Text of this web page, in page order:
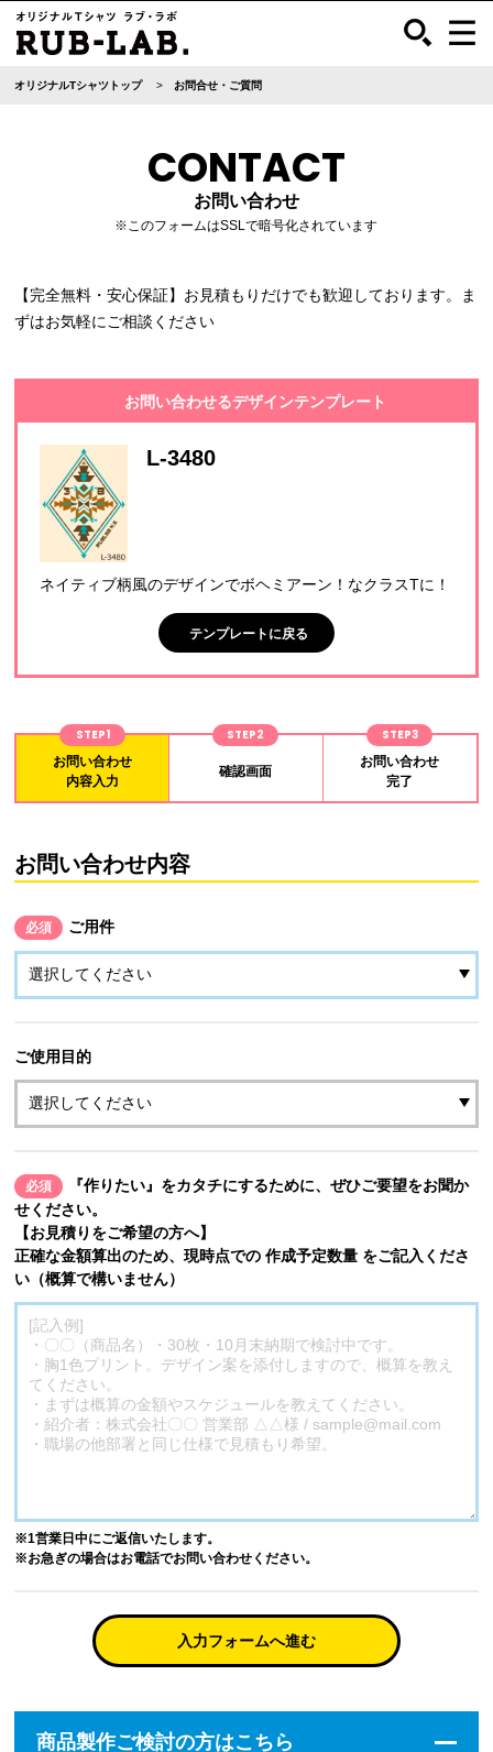
オリジナルTシャツトップ お問合せ・ご質問
CONTACT
お問い合わせ
※このフォームはSSLで暗号化されています
【完全無料・安心保証】お見積もりだけでも歓迎しております。ま
ずはお気軽にご相談ください
お問い合わせるデザインテンプレート
L-3480
ネイティブ柄風のデザインでボヘミアーン！なクラスTに！
テンプレートに戻る
STEP1
お問い合わせ
内容入力
STEP2
確認画面
STEP3
お問い合わせ
完了
お問い合わせ内容
必須 ご用件
ご使用目的
必須
『作りたい』をカタチにするために、ぜひご要望をお聞か
せください。
【お見積りをご希望の方へ】
正確な金額算出のため、現時点での 作成予定数量 をご記入くださ
い（概算で構いません）
※1営業日中にご返信いたします。
※お急ぎの場合はお電話でお問い合わせください。
入力フォームへ進む
商品製作ご検討の方はこちら